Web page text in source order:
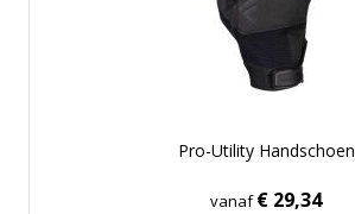
Pro-Utility Handschoen
vanaf€ 29,34